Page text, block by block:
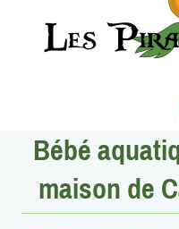
Bébé
maison de